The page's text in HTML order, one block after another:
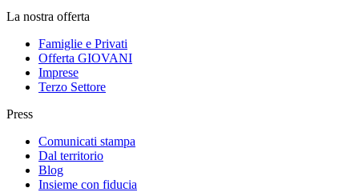
La nostra offerta
Famiglie e Privati
Offerta GIOVANI
Imprese
Terzo Settore
Press
Comunicati stampa
Dal territorio
Blog
Insieme con fiducia